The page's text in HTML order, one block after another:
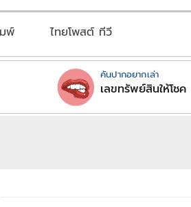
พ์ ไทยโพสต์ ทีวี
คันปากอยากเล่า
เลขทรัพย์สินให้โชค